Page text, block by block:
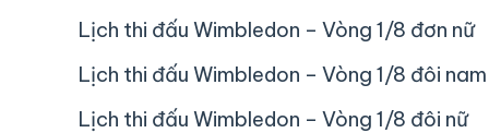
Lịch thi đấu Wimbledon – Vòng 1/8 đơn nữ
Lịch thi đấu Wimbledon – Vòng 1/8 đôi nam
Lịch thi đấu Wimbledon – Vòng 1/8 đôi nữ